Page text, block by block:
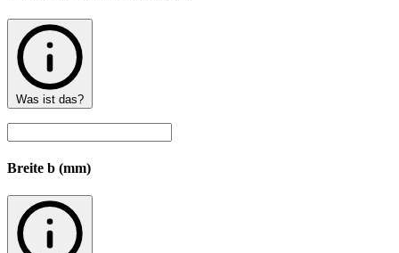
Was ist das?
Breite b (mm)